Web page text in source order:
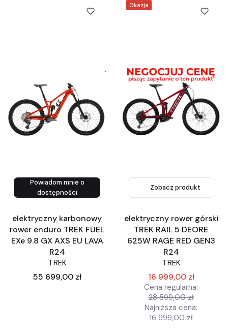
Zobacz produkt
Powiadom mnie o
dostępności
elektryczny karbonowy
rower enduro TREK FUEL
EXe 9.8 GX AXS EU LAVA
R24
TREK
Cena
55 699,00 zł
Okazja
Zobacz produkt
elektryczny rower górski
TREK RAIL 5 DEORE
625W RAGE RED GEN3
R24
TREK
16 999,00 zł
Cena regularna:
28 599,00 zł
Najniższa cena:
16 999,00 zł